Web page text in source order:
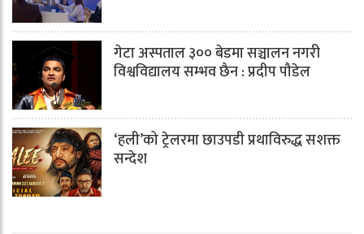
गेटा अस्पताल ३०० बेडमा सञ्चालन नगरी
विश्वविद्यालय सम्भव छैन : प्रदीप पौडेल
‘हली’को ट्रेलरमा छाउपडी प्रथाविरुद्ध सशक्त
सन्देश